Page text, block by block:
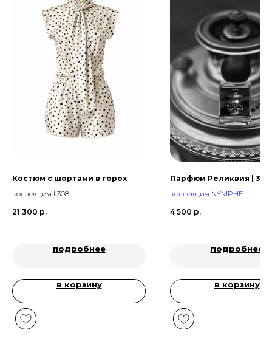
Костюм с шортами в горох
коллекция li308
21 300 р.
подробнее
в корзину
Парфюм Реликвия | 30
коллекция NYMPHE
4 500 р.
подробнее
в корзину